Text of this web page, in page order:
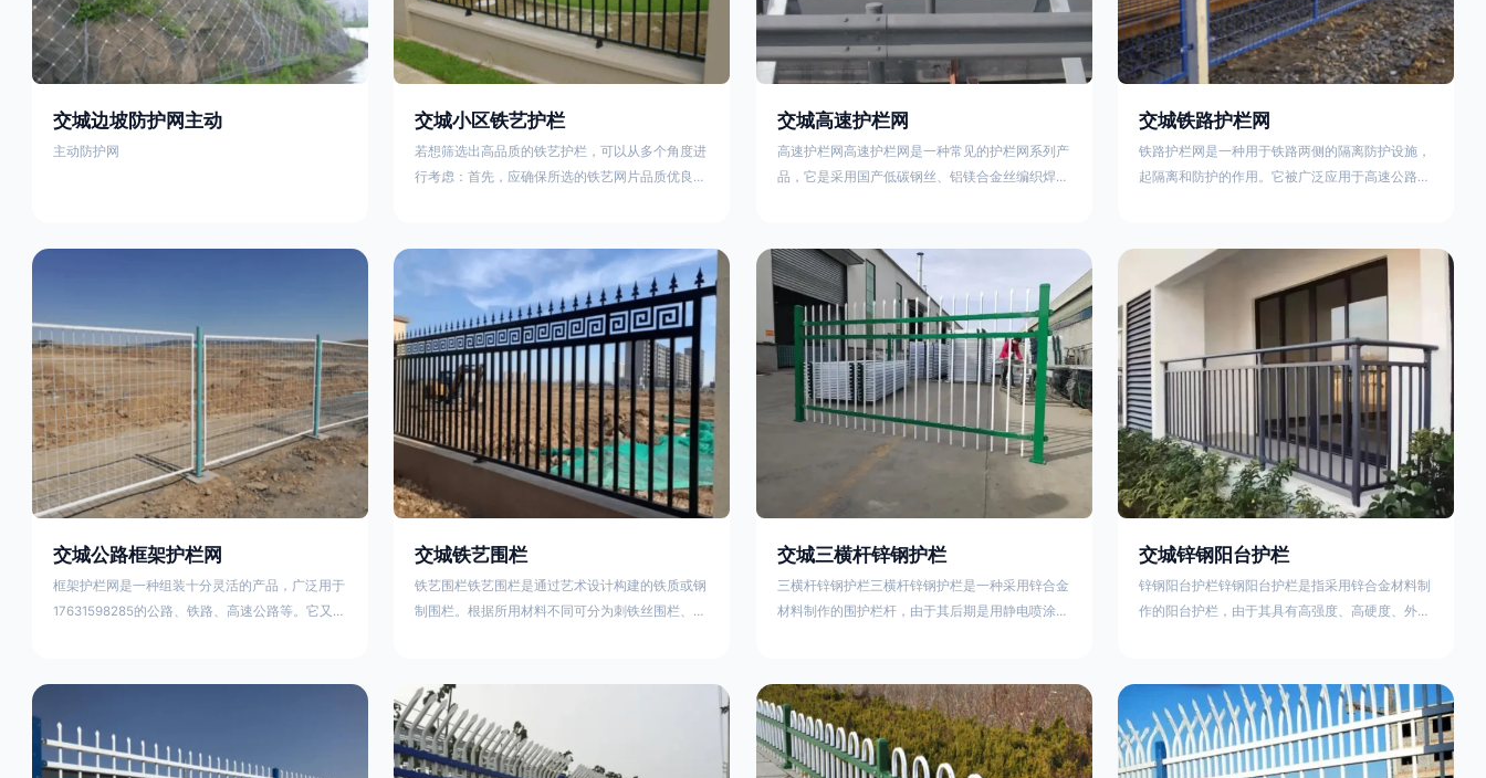
交城边坡防护网主动
主动防护网
交城小区铁艺护栏
若想筛选出高品质的铁艺护栏，可以从多个角度进
行考虑：首先，应确保所选的铁艺网片品质优良，
好的制造机器之间的熟练程度。其次，选择耐用的
锻造铁艺产品，这类铁艺护栏比普通钢管护栏要坚
固许多，且外观更加美观、有层次。此外，还应注
重立柱与框架的选择，例如角钢或圆钢的选用应根
据不同部位的需求来定，以确保整体结构的稳固
性。17631598285
交城高速护栏网
高速护栏网高速护栏网是一种常见的护栏网系列产
品，它是采用国产低碳钢丝、铝镁合金丝编织焊接
其作用是防止对面车辆灯光的照射，增加公路行驶
的安全性。另一种是高速公路两侧的防护网，其作
用是防止车辆失控冲出路面，保护行车人员和车辆
的安全 。双边丝高速护栏网又称‘双边丝隔离栅’，
采用冷拔低碳钢丝焊接成网筒状卷边与网面一体，
交城铁路护栏网
铁路护栏网是一种用于铁路两侧的隔离防护设施，
起隔离和防护的作用。它被广泛应用于高速公路、
量在于原材料及加工过程，它的外观质量取决于施
工过程，施工中要重视施工准备和打桩机的组合，
不断总结经验，加强施工管理，是安装质量得以保
证。铁路护栏网是一种用于铁路两侧的隔离防护设
施，它的主要作用是防止车辆和人员越过护栏造成
危险事
交城公路框架护栏网
框架护栏网是一种组装十分灵活的产品，广泛用于
17631598285的公路、铁路、高速公路等。它又被
而成，具有防腐、抗锈、美观等特点 。框架护栏
理(换填夯实),顺坡和开挖基坑，立柱临时定位，安
装防护栏网片，浇筑立柱混泥土基础，护栏网整体
交城铁艺围栏
铁艺围栏铁艺围栏是通过艺术设计构建的铁质或钢
制围栏。根据所用材料不同可分为刺铁丝围栏、电
栏、水泥围栏等。铁艺围栏是通过艺术设计构建的
铁质或钢制围栏。根据所用材料不同可分为刺铁丝
围栏、电围栏、木桩围栏、生物围栏、铁丝网围
栏、沟围栏、土墙围栏、石块墙围栏、柳芭围栏、
交城三横杆锌钢护栏
三横杆锌钢护栏三横杆锌钢护栏是一种采用锌合金
材料制作的围护栏杆，由于其后期是用静电喷涂处
通等使用的主流产品。星工(XINGGONG)是一家专
业生产锌钢护栏的公司，其三横杆锌钢护栏特点如
下：1线条流畅，色彩鲜明，稳重大气；2坚固耐
用，经济实惠；3样式结构设计多样化满足各种不
交城锌钢阳台护栏
锌钢阳台护栏锌钢阳台护栏是指采用锌合金材料制
作的阳台护栏，由于其具有高强度、高硬度、外观
栏锌钢百叶窗锌钢防盗窗锌钢防护栏锌钢配件组合
锌钢组装护栏组装防盗窗组装防护栏组装锌合金组
装。传统的阳台护栏使用铁条材料，需要借助电焊
等工艺技术，而且质地较软、容易生锈、色彩单